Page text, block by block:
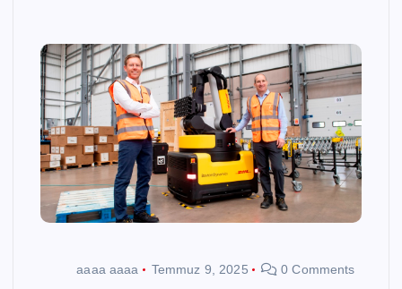
aaaa aaaa Temmuz 9, 2025 0 Comments